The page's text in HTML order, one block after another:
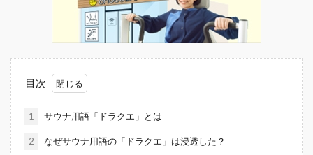
目次
1 サウナ用語「ドラクエ」とは
2 なぜサウナ用語の「ドラクエ」は浸透した？